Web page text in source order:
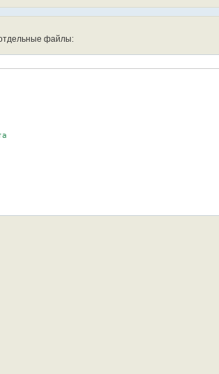
отдельные файлы: